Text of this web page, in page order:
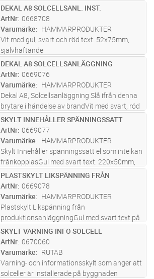
ST Lägg i kundvagn
DEKAL A8 SOLCELLSANL. INST.
ArtNr 0668708
Varumärke
HAMMARPRODUKTER
Vit med gul, svart och röd text. 52x75mm,
självhäftande
ST Lägg i kundvagn
DEKAL A8 SOLCELLSANLÄGGNING
ArtNr 0669076
Varumärke
HAMMARPRODUKTER
Dekal A8, Solcellsanläggning Slå ifrån denna
brytare i händelse av brandVit med svart, röd
och gul text. 52x75mm, självhäftande
ST Lägg i kundvagn
SKYLT INNEHÅLLER SPÄNNINGSSATT
ArtNr 0669077
Varumärke
HAMMARPRODUKTER
Skylt Innehåller spänningssatt el som inte kan
frånkopplasGul med svart text. 220x50mm,
aluminium
ST Lägg i kundvagn
PLASTSKYLT LIKSPÄNNING FRÅN
ArtNr 0669078
Varumärke
HAMMARPRODUKTER
Plastskylt Likspänning från
produktionsanläggningGul med svart text på
båda sidor 50x90mm Inkl. buntband
4,8mmx200mm
ST Lägg i kundvagn
SKYLT VARNING INFO SOLCELL
ArtNr 0670060
Varumärke
RUTAB
Varning- och informationsskylt som anger att
solceller är installerade på byggnaden